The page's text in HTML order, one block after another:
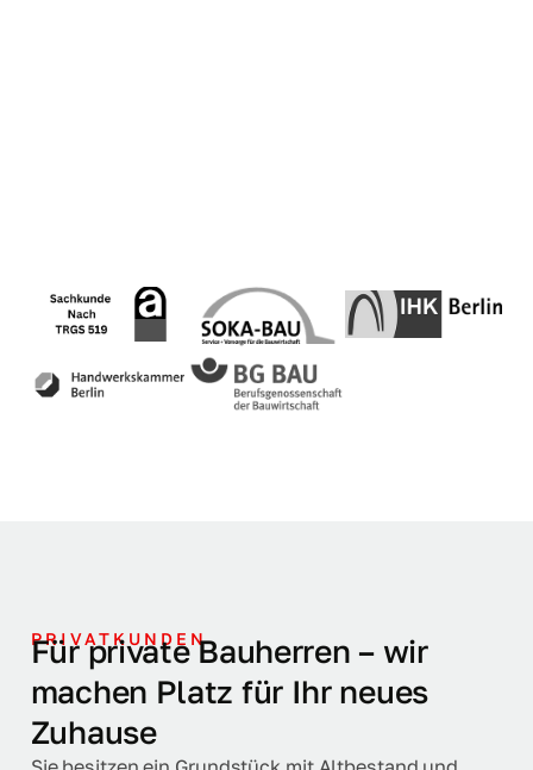
PRIVATKUNDEN
Für private Bauherren – wir
machen Platz für Ihr neues
Zuhause